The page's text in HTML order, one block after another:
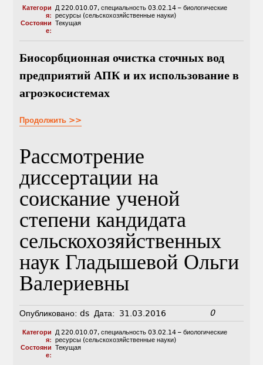
Категори
я:
Д 220.010.07, специальность 03.02.14 – биологические
ресурсы (сельскохозяйственные науки)
Состояни
е:
Текущая
Биосорбционная очистка сточных вод
предприятий АПК и их использование в
агроэкосистемах
Продолжить >>
Рассмотрение
диссертации на
соискание ученой
степени кандидата
сельскохозяйственных
наук Гладышевой Ольги
Валериевны
Опубликовано: ds Дата: 31.03.2016 0
Категори
я:
Д 220.010.07, специальность 03.02.14 – биологические
ресурсы (сельскохозяйственные науки)
Состояни
е:
Текущая